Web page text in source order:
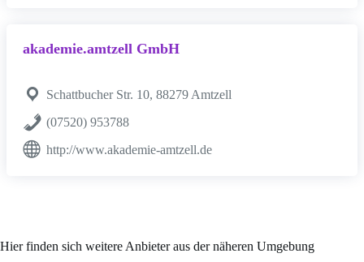
akademie.amtzell GmbH
Schattbucher Str. 10, 88279 Amtzell
(07520) 953788
http://www.akademie-amtzell.de
Hier finden sich weitere Anbieter aus der näheren Umgebung